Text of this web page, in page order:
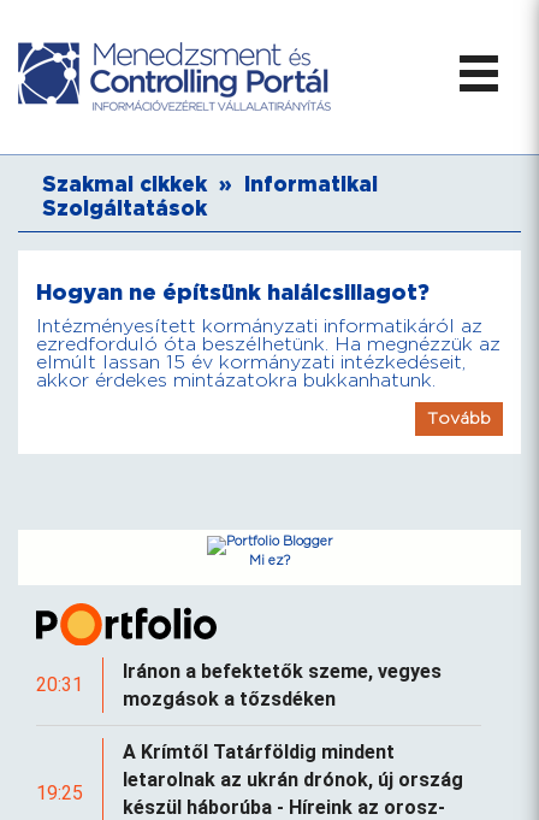
Szakmai cikkek »
Informatikai
Szolgáltatások
Hogyan ne építsünk halálcsillagot?
Intézményesített kormányzati informatikáról az
ezredforduló óta beszélhetünk. Ha megnézzük az
elmúlt lassan 15 év kormányzati intézkedéseit,
akkor érdekes mintázatokra bukkanhatunk.
Tovább
Mi ez?
20:31
Iránon a befektetők szeme, vegyes
mozgások a tőzsdéken
19:25
A Krímtől Tatárföldig mindent
letarolnak az ukrán drónok, új ország
készül háborúba - Híreink az orosz-